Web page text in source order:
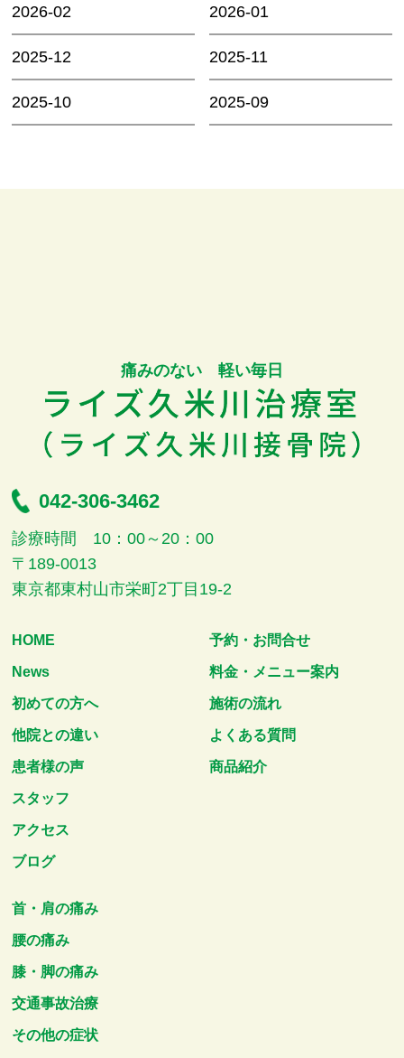
2026-02 2026-01
2025-12 2025-11
2025-10 2025-09
痛みのない 軽い毎日
042-306-3462
診療時間 10：00～20：00
〒189-0013
東京都東村山市栄町2丁目19-2
HOME
News
初めての方へ
他院との違い
患者様の声
スタッフ
アクセス
ブログ
予約・お問合せ
料金・メニュー案内
施術の流れ
よくある質問
商品紹介
首・肩の痛み
腰の痛み
膝・脚の痛み
交通事故治療
その他の症状